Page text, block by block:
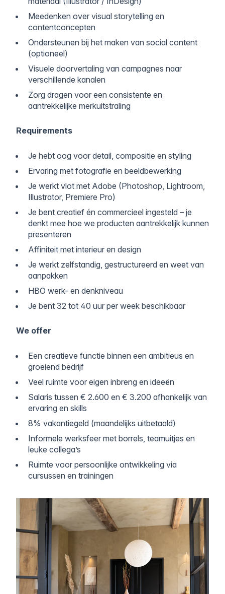
Meedenken over visual storytelling en
contentconcepten
Ondersteunen bij het maken van social content
(optioneel)
Visuele doorvertaling van campagnes naar
verschillende kanalen
Zorg dragen voor een consistente en
aantrekkelijke merkuitstraling
Requirements
Je hebt oog voor detail, compositie en styling
Ervaring met fotografie en beeldbewerking
Je werkt vlot met Adobe (Photoshop, Lightroom,
Illustrator, Premiere Pro)
Je bent creatief én commercieel ingesteld – je
denkt mee hoe we producten aantrekkelijk kunnen
presenteren
Affiniteit met interieur en design
Je werkt zelfstandig, gestructureerd en weet van
aanpakken
HBO werk- en denkniveau
Je bent 32 tot 40 uur per week beschikbaar
We offer
Een creatieve functie binnen een ambitieus en
groeiend bedrijf
Veel ruimte voor eigen inbreng en ideeën
Salaris tussen € 2.600 en € 3.200 afhankelijk van
ervaring en skills
8% vakantiegeld (maandelijks uitbetaald)
Informele werksfeer met borrels, teamuitjes en
leuke collega’s
Ruimte voor persoonlijke ontwikkeling via
cursussen en trainingen